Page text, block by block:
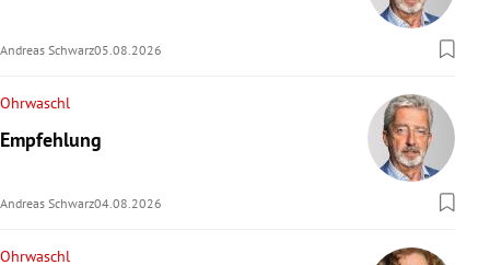
Andreas Schwarz05.08.2026
Ohrwaschl
Empfehlung
Andreas Schwarz04.08.2026
Ohrwaschl